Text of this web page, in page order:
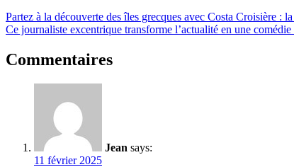
Navigation
de
l’article
Partez à la découverte des îles grecques avec Costa Croisière :
Ce journaliste excentrique transforme l’actualité en une
Commentaires
Jean says:
11 février 2025